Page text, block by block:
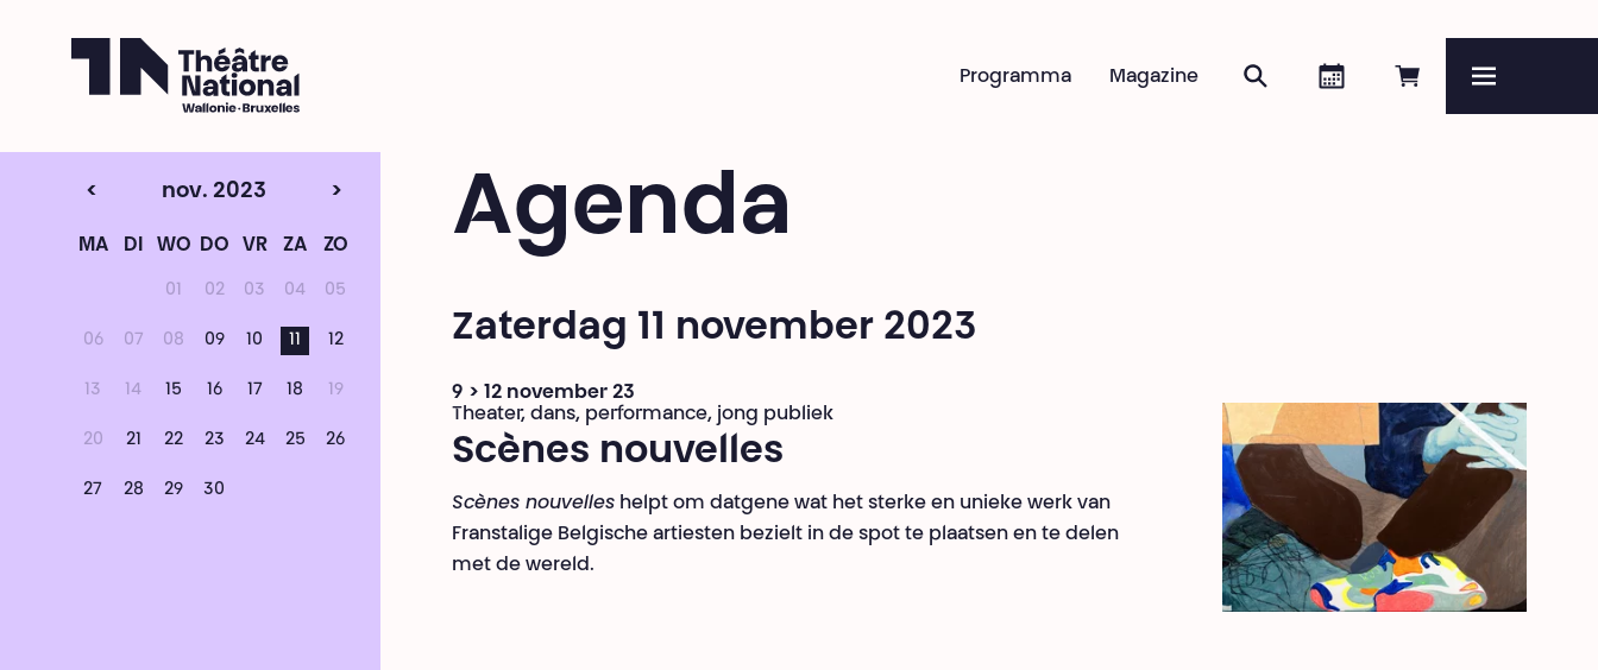
Online reserveren
Agenda
Zoeken
Magazine
Programma
Agenda
< nov. 2023 >
MA DI WO DO VR ZA ZO
01 02 03 04 05
06 07 08 09 10 11 12
13 14 15 16 17 18 19
20 21 22 23 24 25 26
27 28 29 30
Zaterdag 11 november 2023
9 > 12 november 23
Theater, dans, performance, jong publiek
Scènes nouvelles
Scènes nouvelles helpt om datgene wat het sterke en unieke werk van
Franstalige Belgische artiesten bezielt in de spot te plaatsen en te delen
met de wereld.